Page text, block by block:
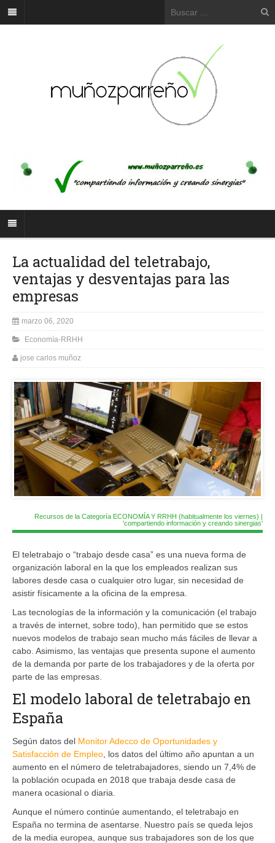
La actualidad del teletrabajo,
ventajas y desventajas para las
empresas
marzo 06, 2020
Economía-RRHH
jose carlos muñoz
Recursos de la Categoría ECONOMÍA Y RRHH (habitualmente los viernes) |
'compartiendo información y creando sinergias'
El teletrabajo o “trabajo desde casa” es una nueva forma de
organización laboral en la que los empleados realizan sus
labores desde casa o cualquier otro lugar, sin necesidad de
asistir físicamente a la oficina de la empresa.
Las tecnologías de la información y la comunicación (el trabajo
a través de internet, sobre todo), han permitido que se estos
nuevos modelos de trabajo sean mucho más fáciles de llevar a
cabo. Asimismo, las ventajas que presenta supone el aumento
de la demanda por parte de los trabajadores y de la oferta por
parte de las empresas.
El modelo laboral de teletrabajo en
España
Según datos del Monitor Adecco de Oportunidades y
Satisfacción de Empleo , los datos del último año apuntan a un
aumento en el número de teletrabajadores, siendo un 7,4% de
la población ocupada en 2018 que trabaja desde casa de
manera ocasional o diaria.
Aunque el número continúe aumentando, el teletrabajo en
España no termina de asentarse. Nuestro país se queda lejos
de la media europea, aunque sus trabajadores son de los que